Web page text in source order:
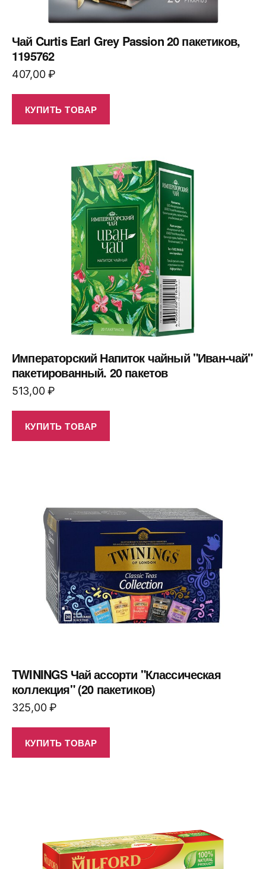
Чай Curtis Earl Grey Passion 20 пакетиков,
1195762
407,00₽
КУПИТЬ ТОВАР
Императорский Напиток чайный "Иван-чай"
пакетированный. 20 пакетов
513,00₽
КУПИТЬ ТОВАР
TWININGS Чай ассорти "Классическая
коллекция" (20 пакетиков)
325,00₽
КУПИТЬ ТОВАР